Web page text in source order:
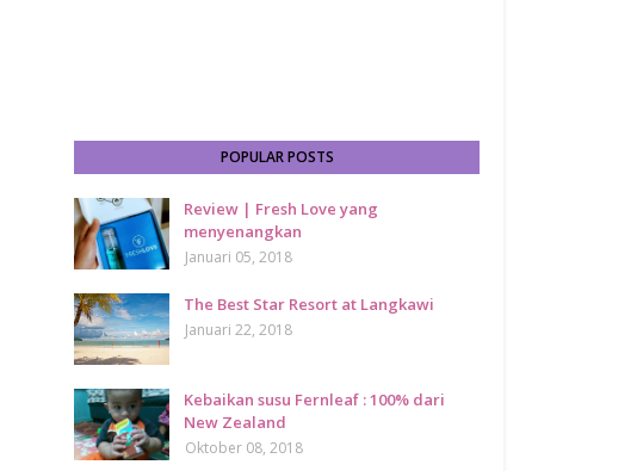
POPULAR POSTS
Review | Fresh Love yang
menyenangkan
Januari 05, 2018
The Best Star Resort at Langkawi
Januari 22, 2018
Kebaikan susu Fernleaf : 100% dari
New Zealand
Oktober 08, 2018